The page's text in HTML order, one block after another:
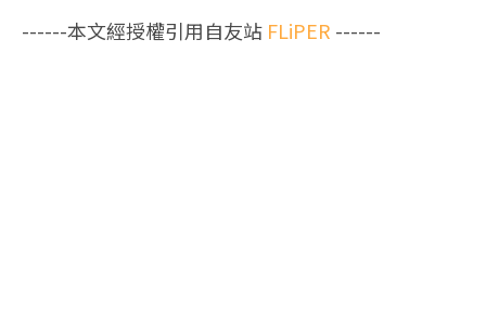
------本文經授權引用自友站 FLiPER ------